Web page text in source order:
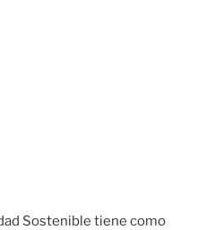
Sostenible tiene como